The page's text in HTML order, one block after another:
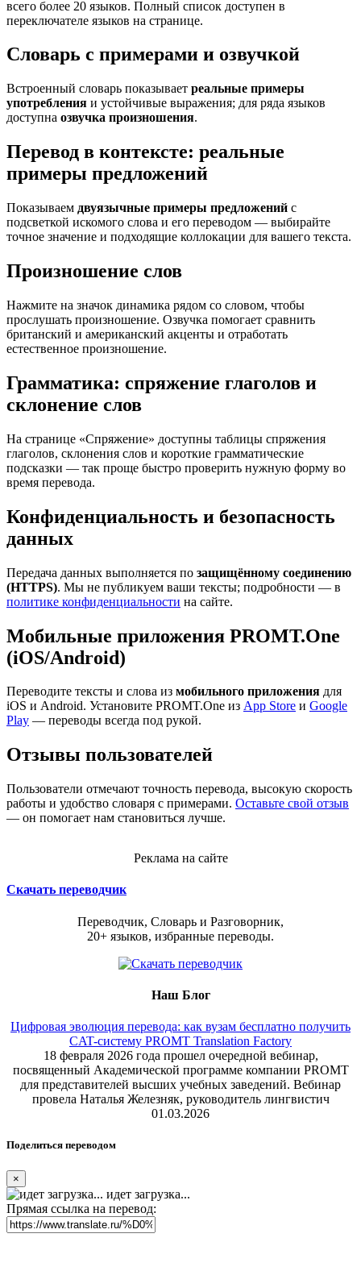
всего более 20 языков. Полный список доступен в
переключателе языков на странице.
Словарь с примерами и озвучкой
Встроенный словарь показывает реальные примеры
употребления и устойчивые выражения; для ряда языков
доступна озвучка произношения.
Перевод в контексте: реальные
примеры предложений
Показываем двуязычные примеры предложений с
подсветкой искомого слова и его переводом — выбирайте
точное значение и подходящие коллокации для вашего текста.
Произношение слов
Нажмите на значок динамика рядом со словом, чтобы
прослушать произношение. Озвучка помогает сравнить
британский и американский акценты и отработать
естественное произношение.
Грамматика: спряжение глаголов и
склонение слов
На странице «Спряжение» доступны таблицы спряжения
глаголов, склонения слов и короткие грамматические
подсказки — так проще быстро проверить нужную форму во
время перевода.
Конфиденциальность и безопасность
данных
Передача данных выполняется по защищённому соединению
(HTTPS). Мы не публикуем ваши тексты; подробности — в
политике конфиденциальности на сайте.
Мобильные приложения PROMT.One
(iOS/Android)
Переводите тексты и слова из мобильного приложения для
iOS и Android. Установите PROMT.One из App Store и Google
Play — переводы всегда под рукой.
Отзывы пользователей
Пользователи отмечают точность перевода, высокую скорость
работы и удобство словаря с примерами. Оставьте свой отзыв
— он помогает нам становиться лучше.
Реклама на сайте
Скачать переводчик
Переводчик, Словарь и Разговорник,
20+ языков, избранные переводы.
Наш Блог
Цифровая эволюция перевода: как вузам бесплатно получить
CAT-систему PROMT Translation Factory
18 февраля 2026 года прошел очередной вебинар,
посвященный Академической программе компании PROMT
для представителей высших учебных заведений. Вебинар
провела Наталья Железняк, руководитель лингвистич
01.03.2026
Поделиться переводом
×
идет загрузка...
Прямая ссылка на перевод: